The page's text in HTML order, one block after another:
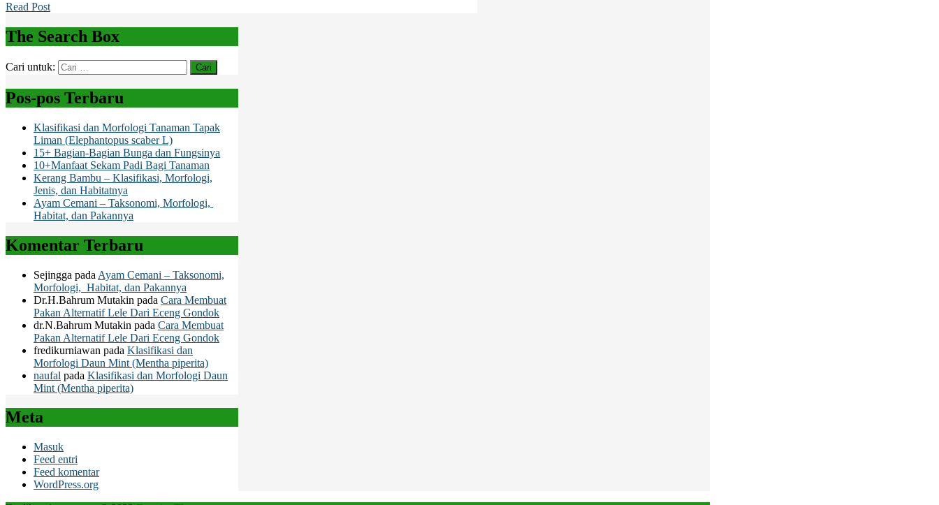
Read Post
The Search Box
Cari untuk:
Pos-pos Terbaru
Klasifikasi dan Morfologi Tanaman Tapak
Liman (Elephantopus scaber L)
15+ Bagian-Bagian Bunga dan Fungsinya
10+Manfaat Sekam Padi Bagi Tanaman
Kerang Bambu – Klasifikasi, Morfologi,
Jenis, dan Habitatnya
Ayam Cemani – Taksonomi, Morfologi,
Habitat, dan Pakannya
Komentar Terbaru
Sejingga pada Ayam Cemani – Taksonomi,
Morfologi, Habitat, dan Pakannya
Dr.H.Bahrum Mutakin pada Cara Membuat
Pakan Alternatif Lele Dari Eceng Gondok
dr.N.Bahrum Mutakin pada Cara Membuat
Pakan Alternatif Lele Dari Eceng Gondok
fredikurniawan pada Klasifikasi dan
Morfologi Daun Mint (Mentha piperita)
naufal pada Klasifikasi dan Morfologi Daun
Mint (Mentha piperita)
Meta
Masuk
Feed entri
Feed komentar
WordPress.org